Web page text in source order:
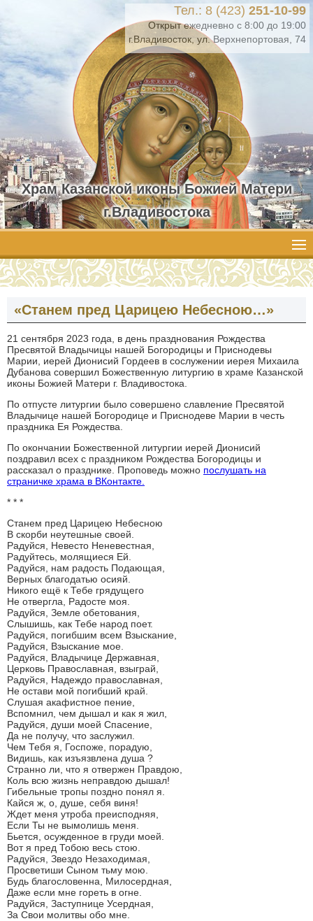
Тел.: 8 (423) 251-10-99
Открыт ежедневно с 8:00 до 19:00
г.Владивосток, ул. Верхнепортовая, 74
Храм Казанской иконы Божией Матери
г.Владивостока
«Станем пред Царицею Небесною…»
21 сентября 2023 года, в день празднования Рождества
Пресвятой Владычицы нашей Богородицы и Приснодевы
Марии, иерей Дионисий Гордеев в сослужении иерея Михаила
Дубанова совершил Божественную литургию в храме Казанской
иконы Божией Матери г. Владивостока.
По отпусте литургии было совершено славление Пресвятой
Владычице нашей Богородице и Приснодеве Марии в честь
праздника Ея Рождества.
По окончании Божественной литургии иерей Дионисий
поздравил всех с праздником Рождества Богородицы и
рассказал о празднике. Проповедь можно послушать на
страничке храма в ВКонтакте.
* * *
Станем пред Царицею Небесною
В скорби неутешные своей.
Радуйся, Невесто Неневестная,
Радуйтесь, молящиеся Ей.
Радуйся, нам радость Подающая,
Верных благодатью осияй.
Никого ещё к Тебе грядущего
Не отвергла, Радосте моя.
Радуйся, Земле обетования,
Слышишь, как Тебе народ поет.
Радуйся, погибшим всем Взыскание,
Радуйся, Взыскание мое.
Радуйся, Владычице Державная,
Церковь Православная, взыграй,
Радуйся, Надеждо православная,
Не остави мой погибший край.
Слушая акафистное пение,
Вспомнил, чем дышал и как я жил,
Радуйся, души моей Спасение,
Да не получу, что заслужил.
Чем Тебя я, Госпоже, порадую,
Видишь, как изъязвлена душа ?
Странно ли, что я отвержен Правдою,
Коль всю жизнь неправдою дышал!
Гибельные тропы поздно понял я.
Кайся ж, о, душе, себя виня!
Ждет меня утроба преисподняя,
Если Ты не вымолишь меня.
Бьется, осужденное в груди моей.
Вот я пред Тобою весь стою.
Радуйся, Звездо Незаходимая,
Просветиши Сыном тьму мою.
Будь благословенна, Милосердная,
Даже если мне гореть в огне.
Радуйся, Заступнице Усердная,
За Свои молитвы обо мне.